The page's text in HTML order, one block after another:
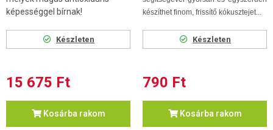
képességgel bírnak!
Készleten
15 675 Ft
Kosárba rakom
készíthet finom, frissítő kókusztejet...
Készleten
790 Ft
Kosárba rakom